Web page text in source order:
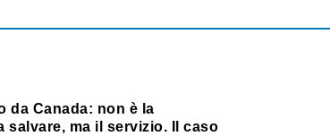
da Canada: non è la
salvare, ma il servizio. Il caso